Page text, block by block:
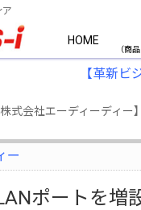
ア
HOME
【革新
株式会社エーディーディ
ー
ポートを増